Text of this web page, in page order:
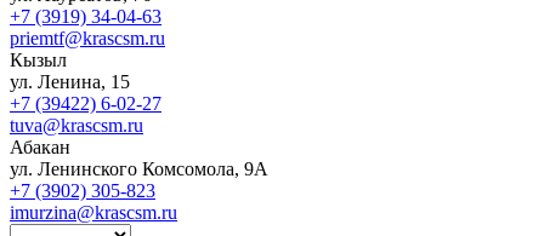
+7 (3919) 34-04-63
priemtf@krascsm.ru
Кызыл
ул. Ленина, 15
+7 (39422) 6-02-27
tuva@krascsm.ru
Абакан
ул. Ленинского Комсомола, 9А
+7 (3902) 305-823
imurzina@krascsm.ru